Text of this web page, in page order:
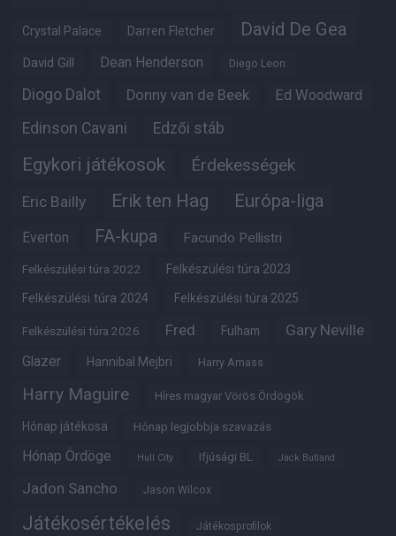
Crystal Palace Darren Fletcher David De Gea
David Gill Dean Henderson Diego Leon
Diogo Dalot Donny van de Beek Ed Woodward
Edinson Cavani Edzői stáb
Egykori játékosok Érdekességek
Eric Bailly Erik ten Hag Európa-liga
Everton FA-kupa Facundo Pellistri
Felkészülési túra 2022 Felkészülési túra 2023
Felkészülési túra 2024 Felkészülési túra 2025
Felkészülési túra 2026 Fred Fulham Gary Neville
Glazer Hannibal Mejbri Harry Amass
Harry Maguire Híres magyar Vörös Ördögök
Hónap játékosa Hónap legjobbja szavazás
Hónap Ördöge Hull City Ifjúsági BL Jack Butland
Jadon Sancho Jason Wilcox
Játékosértékelés Játékosprofilok